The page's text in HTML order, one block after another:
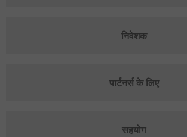
निवेशक
पार्टनर्स के लिए
सहयोग